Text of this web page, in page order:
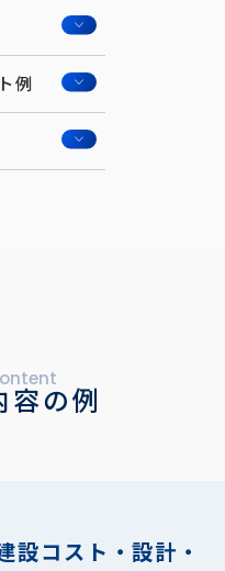
例
容の例
設コスト・設計・